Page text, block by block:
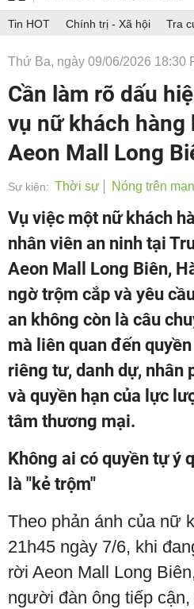
Tin HOT Chính trị - Xã hội Tra
Thứ Ba, ngày 09/06/2026 18:30
Cần làm rõ dấu
vụ nữ khách hàng
Aeon Mall Long
Sự kiện: Thời sự Nóng trên
Vụ việc một nữ khách
nhân viên an ninh tại
Aeon Mall Long Biên,
ngờ trộm cắp và yêu
an không còn là câu
mà liên quan đến
riêng tư, danh dự, nhân
và quyền hạn của lực
tâm thương mại.
Không ai có quyền tự ý
là "kẻ trộm"
Theo phản ánh của nữ
21h45 ngày 7/6, khi
rời Aeon Mall Long
người đàn ông tiếp